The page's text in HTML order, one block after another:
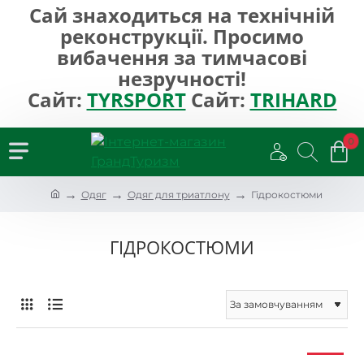
Сай знаходиться на технічній
реконструкції. Просимо
вибачення за тимчасові
незручності!
Сайт: TYRSPORTСайт: TRIHARD
0
h
Одяг Одяг для триатлону Гідрокостюми
ГІДРОКОСТЮМИ